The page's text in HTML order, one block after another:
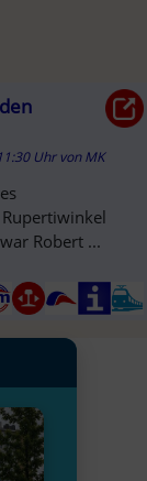
Uhr vonMK
Robert ...